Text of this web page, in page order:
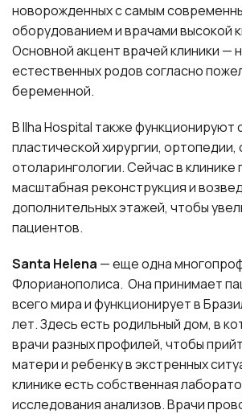
новорожденных с самым
оборудованием и врачами высокой
Основной акцент врачей клиники —
естественных родов согласно
беременной.
В Ilha Hospital также функционируют
пластической хирургии,
отоларингологии. Сейчас в клинике
масштабная реконструкция и
дополнительных этажей, чтобы
пациентов.
Santa Helena — еще одна
Флорианополиса. Она принимает
всего мира и функционирует в
лет. Здесь есть родильный дом, в
врачи разных профилей, чтобы
матери и ребенку в экстренных
клинике есть собственная
исследования анализов. Врачи